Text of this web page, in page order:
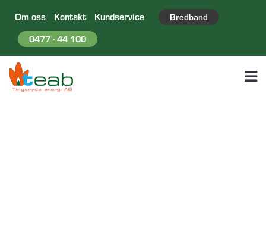
Om oss Kontakt Kundservice
Bredband
0477 - 44 100